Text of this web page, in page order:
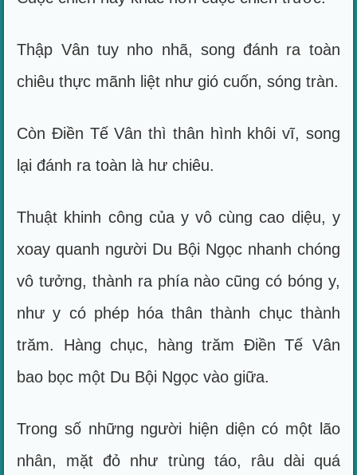
Thập Vân tuy nho nhã, song đánh ra toàn
chiêu thực mãnh liệt như gió cuốn, sóng tràn.
Còn Điền Tế Vân thì thân hình khôi vĩ, song
lại đánh ra toàn là hư chiêu.
Thuật khinh công của y vô cùng cao diệu, y
xoay quanh người Du Bội Ngọc nhanh chóng
vô tưởng, thành ra phía nào cũng có bóng y,
như y có phép hóa thân thành chục thành
trăm. Hàng chục, hàng trăm Điền Tế Vân
bao bọc một Du Bội Ngọc vào giữa.
Trong số những người hiện diện có một lão
nhân, mặt đỏ như trùng táo, râu dài quá